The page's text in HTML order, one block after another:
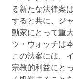
る新たな法律案
すると共に、ジ
動家にとって重
ツ・ウォッチは
この法案には、
宗教的利益にと